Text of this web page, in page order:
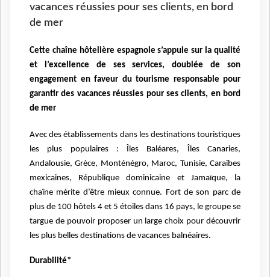
vacances réussies pour ses clients, en bord
de mer
Cette chaîne hôtelière espagnole s’appuie sur la qualité
et l’excellence de ses services, doublée de son
engagement en faveur du tourisme responsable pour
garantir des vacances réussies pour ses clients, en bord
de mer
Avec des établissements dans les destinations touristiques
les plus populaires : Îles Baléares, Îles Canaries,
Andalousie, Grèce, Monténégro, Maroc, Tunisie, Caraïbes
mexicaines, République dominicaine et Jamaïque, la
chaîne mérite d’être mieux connue. Fort de son parc de
plus de 100 hôtels 4 et 5 étoiles dans 16 pays, le groupe se
targue de pouvoir proposer un large choix pour découvrir
les plus belles destinations de vacances balnéaires.
Durabilité*